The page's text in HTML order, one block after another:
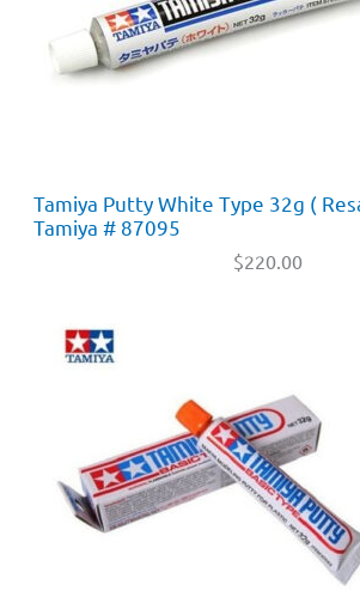
Tamiya Putty White Type 32g (
Tamiya # 87095
$220.00